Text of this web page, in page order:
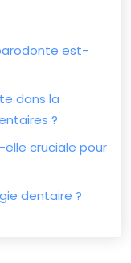
est-
dans la
?
elle cruciale pour
dentaire ?